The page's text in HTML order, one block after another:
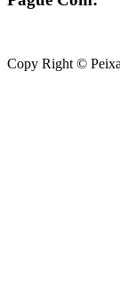
Copy Right ©